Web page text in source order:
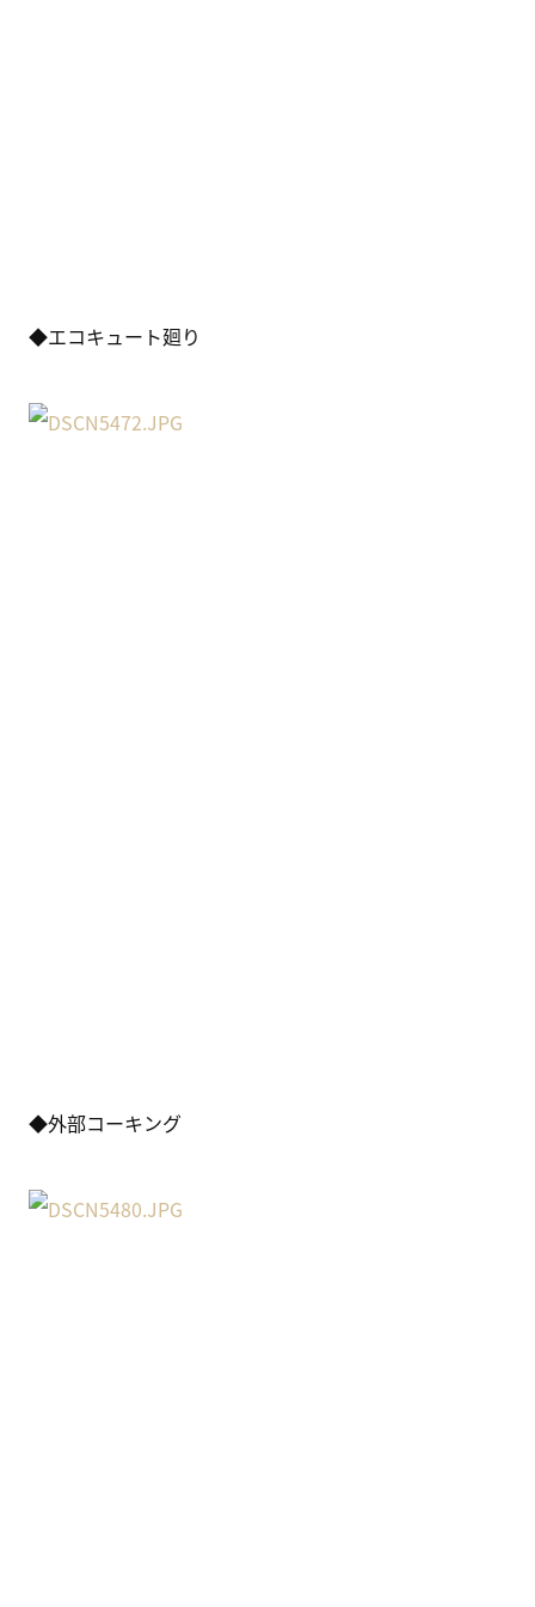
◆エコキュート廻り
◆外部コーキング